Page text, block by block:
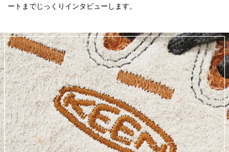
ートまでじっくりインタビューします。